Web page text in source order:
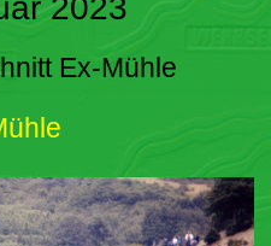
2023
Ex-Mühle